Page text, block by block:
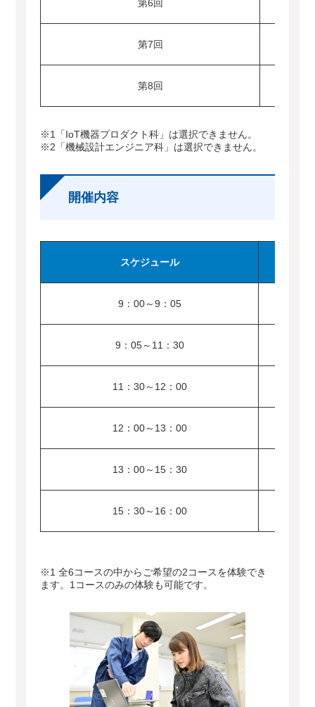
第6回
第7回
第8回
※1「IoT機器プロダクト科」は選択できません。
※2「機械設計エンジニア科」は選択できません。
開催内容
スケジュール
9：00～9：05
9：05～11：30
11：30～12：00
12：00～13：00
13：00～15：30
15：30～16：00
※1 全6コースの中からご希望の2コースを体験でき
ます。1コースのみの体験も可能です。